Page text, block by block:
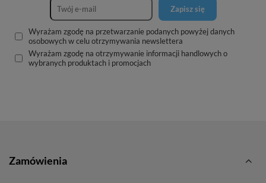
Zapisz się
Wyrażam zgodę na przetwarzanie podanych powyżej danych
osobowych w celu otrzymywania newslettera
Wyrażam zgodę na otrzymywanie informacji handlowych o
wybranych produktach i promocjach
Zamówienia